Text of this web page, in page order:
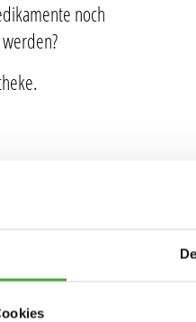
noch
Betreuung von Onkologischen